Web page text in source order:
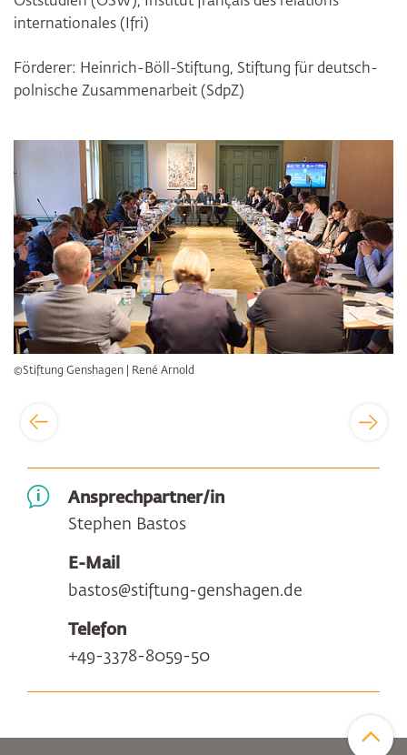
internationales (Ifri)
Förderer: Heinrich-Böll-Stiftung, Stiftung für deutsch-
polnische Zusammenarbeit (SdpZ)
Bildergalerie überspringen
©Stiftung Genshagen | René Arnold
Ansprechpartner/in
Stephen Bastos
E-Mail
bastos@stiftung-genshagen.de
Telefon
+49-3378-8059-50